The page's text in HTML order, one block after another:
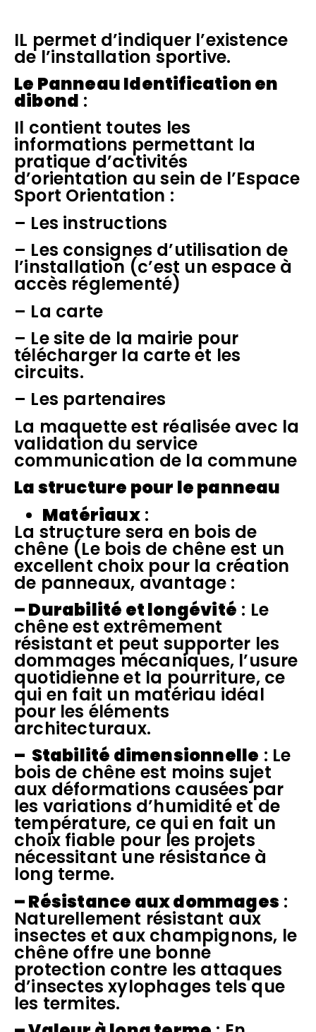
IL permet d’indiquer l’existence
de l’installation sportive.
Le Panneau Identification en
dibond :
Il contient toutes les
informations permettant la
pratique d’activités
d’orientation au sein de l’Espace
Sport Orientation :
– Les instructions
– Les consignes d’utilisation de
l’installation (c’est un espace à
accès réglementé)
– La carte
– Le site de la mairie pour
télécharger la carte et les
circuits.
– Les partenaires
La maquette est réalisée avec la
validation du service
communication de la commune
La structure pour le panneau
Matériaux:
La structure sera en bois de
chêne (Le bois de chêne est un
excellent choix pour la création
de panneaux, avantage :
– Durabilité et longévité : Le
chêne est extrêmement
résistant et peut supporter les
dommages mécaniques, l’usure
quotidienne et la pourriture, ce
qui en fait un matériau idéal
pour les éléments
architecturaux.
– Stabilité dimensionnelle : Le
bois de chêne est moins sujet
aux déformations causées par
les variations d’humidité et de
température, ce qui en fait un
choix fiable pour les projets
nécessitant une résistance à
long terme.
– Résistance aux dommages :
Naturellement résistant aux
insectes et aux champignons, le
chêne offre une bonne
protection contre les attaques
d’insectes xylophages tels que
les termites.